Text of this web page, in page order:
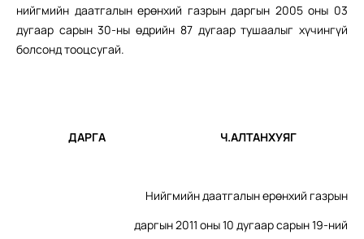
нийгмийн даатгалын ерөнхий газрын даргын 2005 оны 03
дугаар сарын 30-ны өдрийн 87 дугаар тушаалыг хүчингүй
болсонд тооцсугай.
ДАРГА Ч.АЛТАНХУЯГ
Нийгмийн даатгалын ерөнхий газрын
даргын 2011 оны 10 дугаар сарын 19-ний